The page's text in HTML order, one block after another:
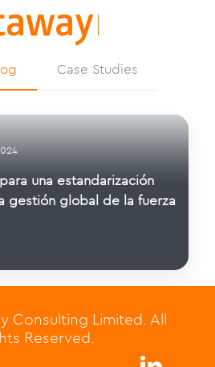
Case Studies
una estandarización
gestión global de la fuerza
Consulting Limited. All
Reserved.